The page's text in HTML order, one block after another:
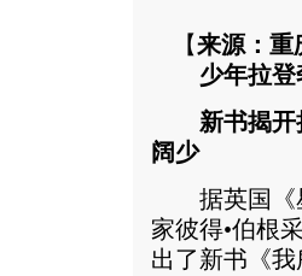
【来源：重
少年拉
新书揭开拉
阔少
据英国《星
家彼得•伯根
出了新书《